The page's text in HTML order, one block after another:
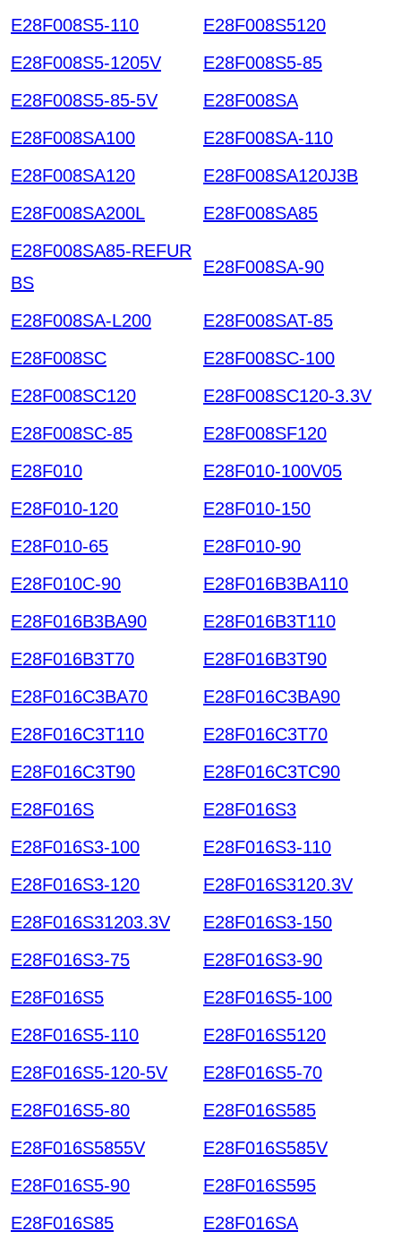
E28F008S5-110
E28F008S5120
E28F008S5-1205V
E28F008S5-85
E28F008S5-85-5V
E28F008SA
E28F008SA100
E28F008SA-110
E28F008SA120
E28F008SA120J3B
E28F008SA200L
E28F008SA85
E28F008SA85-REFUR
BS
E28F008SA-90
E28F008SA-L200
E28F008SAT-85
E28F008SC
E28F008SC-100
E28F008SC120
E28F008SC120-3.3V
E28F008SC-85
E28F008SF120
E28F010
E28F010-100V05
E28F010-120
E28F010-150
E28F010-65
E28F010-90
E28F010C-90
E28F016B3BA110
E28F016B3BA90
E28F016B3T110
E28F016B3T70
E28F016B3T90
E28F016C3BA70
E28F016C3BA90
E28F016C3T110
E28F016C3T70
E28F016C3T90
E28F016C3TC90
E28F016S
E28F016S3
E28F016S3-100
E28F016S3-110
E28F016S3-120
E28F016S3120.3V
E28F016S31203.3V
E28F016S3-150
E28F016S3-75
E28F016S3-90
E28F016S5
E28F016S5-100
E28F016S5-110
E28F016S5120
E28F016S5-120-5V
E28F016S5-70
E28F016S5-80
E28F016S585
E28F016S5855V
E28F016S585V
E28F016S5-90
E28F016S595
E28F016S85
E28F016SA